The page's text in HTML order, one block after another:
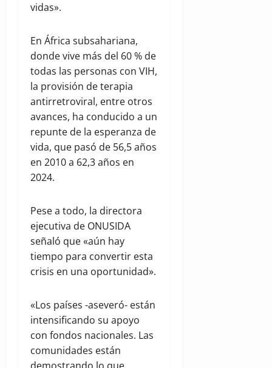
vidas».
En África subsahariana,
donde vive más del 60 % de
todas las personas con VIH,
la provisión de terapia
antirretroviral, entre otros
avances, ha conducido a un
repunte de la esperanza de
vida, que pasó de 56,5 años
en 2010 a 62,3 años en
2024.
Pese a todo, la directora
ejecutiva de ONUSIDA
señaló que «aún hay
tiempo para convertir esta
crisis en una oportunidad».
«Los países -aseveró- están
intensificando su apoyo
con fondos nacionales. Las
comunidades están